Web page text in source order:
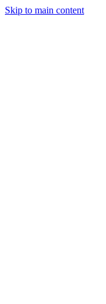
Skip to main content